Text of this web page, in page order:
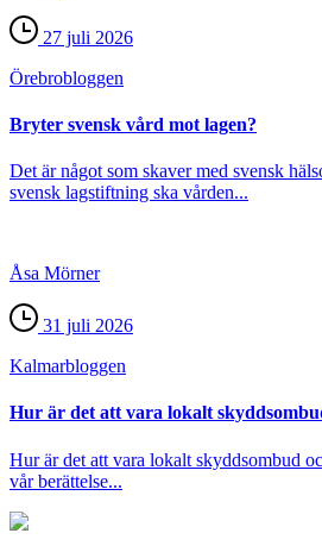
27 juli 2026
Örebro­bloggen
Bryter svensk vård mot lagen?
Det är något som skaver med svensk
svensk lagstiftning ska vården...
Åsa Mörner
31 juli 2026
Kalmar­bloggen
Hur är det att vara lokalt
Hur är det att vara lokalt skyddsombud
vår berättelse...